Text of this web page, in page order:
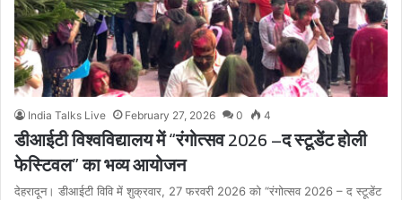
India Talks Live February 27, 2026 0 4
डीआईटी विश्वविद्यालय में “रंगोत्सव 2026 –द स्टूडेंट होली
फेस्टिवल” का भव्य आयोजन
देहरादून। डीआईटी विवि में शुक्रवार, 27 फरवरी 2026 को “रंगोत्सव 2026 – द स्टूडेंट